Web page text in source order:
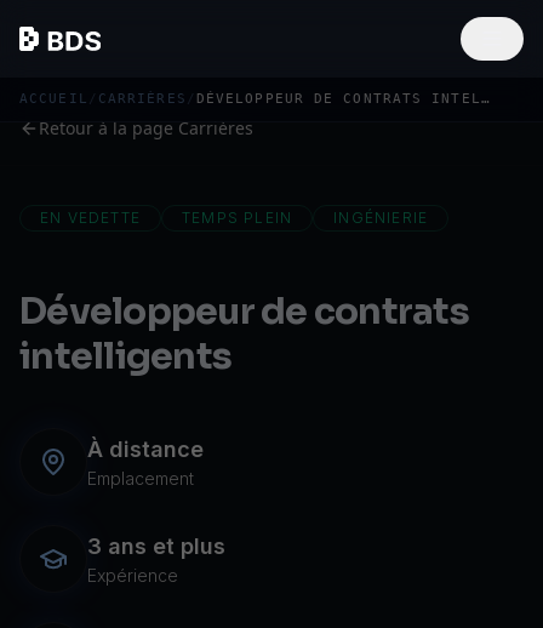
ACCUEIL / CARRIÈRES / DÉVELOPPEUR DE CONTRATS INTELLIGENTS
Retour à la page Carrières
EN VEDETTE TEMPS PLEIN INGÉNIERIE
Développeur de contrats
intelligents
À distance
Emplacement
3 ans et plus
Expérience